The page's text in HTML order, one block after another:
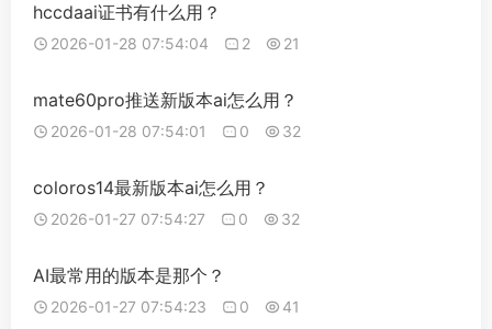
hccdaai证书有什么用？
2026-01-28 07:54:04 2 21
mate60pro推送新版本ai怎么用？
2026-01-28 07:54:01 0 32
coloros14最新版本ai怎么用？
2026-01-27 07:54:27 0 32
AI最常用的版本是那个？
2026-01-27 07:54:23 0 41